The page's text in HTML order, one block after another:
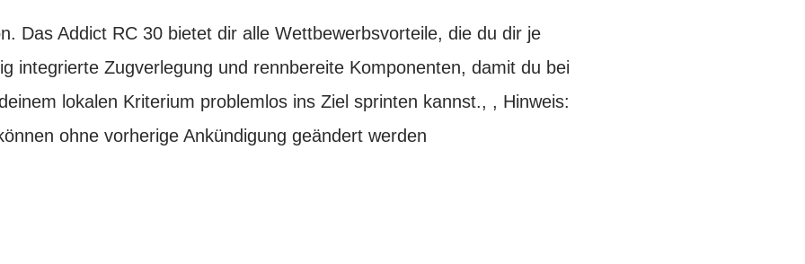
Das Addict RC 30 bietet dir alle Wettbewerbsvorteile, die du dir je
integrierte Zugverlegung und rennbereite Komponenten, damit du bei
lokalen Kriterium problemlos ins Ziel sprinten kannst., , Hinweis:
ohne vorherige Ankündigung geändert werden